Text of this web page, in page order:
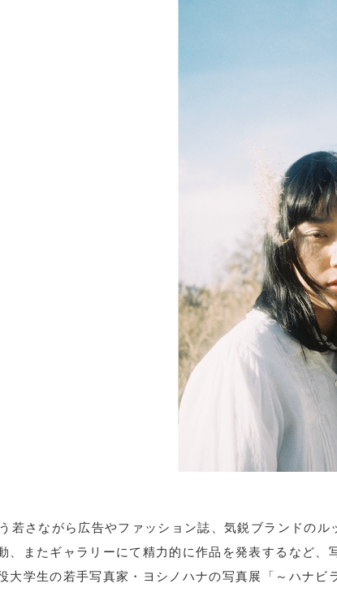
若さながら広告やファッション誌、気鋭ブランドのル
、またギャラリーにて精力的に作品を発表するなど、
大学生の若手写真家・ヨシノハナの写真展「～ハナビ